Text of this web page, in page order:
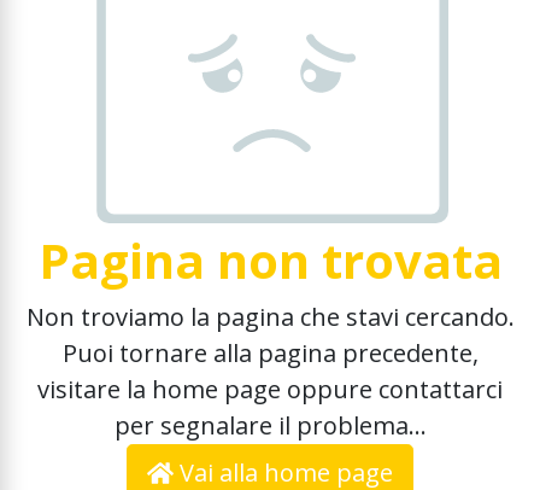
Pagina non trovata
Non troviamo la pagina che stavi cercando.
Puoi tornare alla pagina precedente,
visitare la home page oppure contattarci
per segnalare il problema...
Vai alla home page